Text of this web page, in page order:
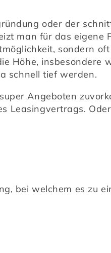
oder der
man für das eigene
sondern
Höhe, insbesondere
schnell tief werden.
Angeboten
Leasingvertrags.
bei welchem es zu